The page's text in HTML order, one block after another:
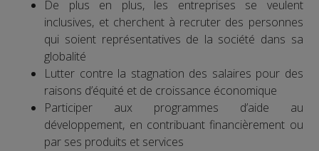
De plus en plus, les entreprises se veulent
inclusives, et cherchent à recruter des personnes
qui soient représentatives de la société dans sa
globalité
Lutter contre la stagnation des salaires pour des
raisons d’équité et de croissance économique
Participer aux programmes d’aide au
développement, en contribuant financièrement ou
par ses produits et services